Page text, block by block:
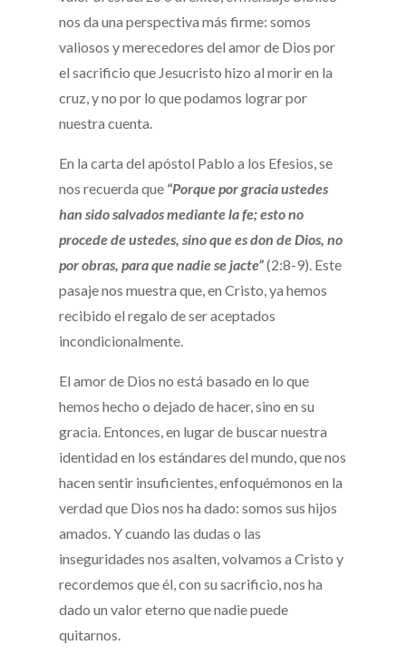
nos da una perspectiva más firme: somos
valiosos y merecedores del amor de Dios por
el sacrificio que Jesucristo hizo al morir en la
cruz, y no por lo que podamos lograr por
nuestra cuenta.
En la carta del apóstol Pablo a los Efesios, se
nos recuerda que “Porque por gracia ustedes
han sido salvados mediante la fe; esto no
procede de ustedes, sino que es don de Dios, no
por obras, para que nadie se jacte”(2:8-9). Este
pasaje nos muestra que, en Cristo, ya hemos
recibido el regalo de ser aceptados
incondicionalmente.
El amor de Dios no está basado en lo que
hemos hecho o dejado de hacer, sino en su
gracia. Entonces, en lugar de buscar nuestra
identidad en los estándares del mundo, que nos
hacen sentir insuficientes, enfoquémonos en la
verdad que Dios nos ha dado: somos sus hijos
amados. Y cuando las dudas o las
inseguridades nos asalten, volvamos a Cristo y
recordemos que él, con su sacrificio, nos ha
dado un valor eterno que nadie puede
quitarnos.